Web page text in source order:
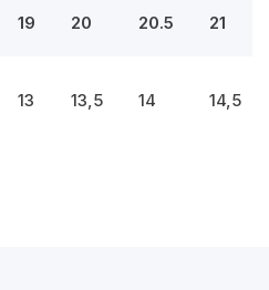
19 20 20.5 21
13 13,5 14 14,5